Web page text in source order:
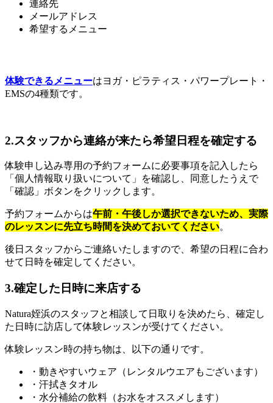
連絡先
メールアドレス
希望するメニュー
体験できるメニューはヨガ・ピラティス・パワープレート・
EMSの4種類です。
2.スタッフから連絡が来たら希望日程を確定する
体験申し込み専用の予約フォームに必要事項を記入したら
「個人情報取り扱いについて」を確認し、同意したうえで
「確認」ボタンをクリックします。
予約フォームからは午前・午後しか選択できないため、実際
のレッスンに先立ち時間を決めておいてください。
後日スタッフからご連絡いたしますので、希望の日程に合わ
せて日時を確定してください。
3.確定した日時に来店する
Natura姪浜のスタッフと相談して日取りを決めたら、確定し
た日時に訪店して体験レッスンが受けてください。
体験レッスン時の持ち物は、以下の通りです。
・動きやすいウェア（レンタルウエアもございます）
・汗拭きタオル
・水分補給の飲料（お水をオススメします）